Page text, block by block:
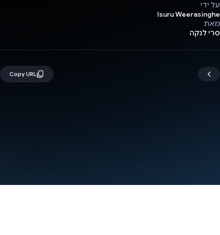
על ידי
Isuru Weerasinghe
מאת
סרי לנקה